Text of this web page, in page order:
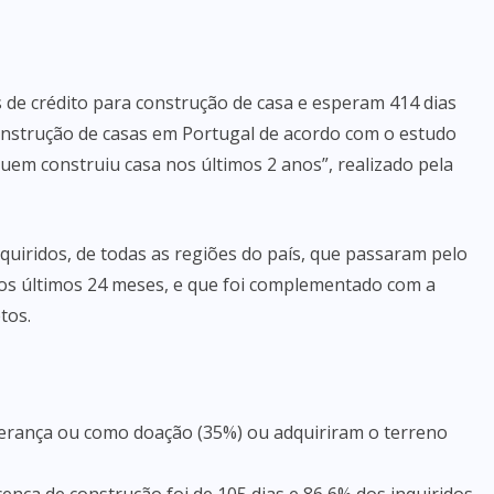
crédito para construção de casa e esperam 414 dias
de casas em Portugal de acordo com o estudo
construiu casa nos últimos 2 anos”, realizado pela
de todas as regiões do país, que passaram pelo
últimos 24 meses, e que foi complementado com a
ou como doação (35%) ou adquiriram o terreno